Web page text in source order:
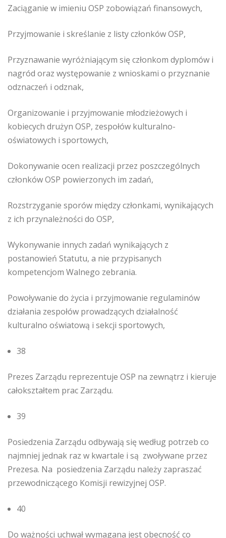
Zaciąganie w imieniu OSP zobowiązań finansowych,
Przyjmowanie i skreślanie z listy członków OSP,
Przyznawanie wyróżniającym się członkom dyplomów i
nagród oraz występowanie z wnioskami o przyznanie
odznaczeń i odznak,
Organizowanie i przyjmowanie młodzieżowych i
kobiecych drużyn OSP, zespołów kulturalno-
oświatowych i sportowych,
Dokonywanie ocen realizacji przez poszczególnych
członków OSP powierzonych im zadań,
Rozstrzyganie sporów między członkami, wynikających
z ich przynależności do OSP,
Wykonywanie innych zadań wynikających z
postanowień Statutu, a nie przypisanych
kompetencjom Walnego zebrania.
Powoływanie do życia i przyjmowanie regulaminów
działania zespołów prowadzących działalność
kulturalno oświatową i sekcji sportowych,
38
Prezes Zarządu reprezentuje OSP na zewnątrz i kieruje
całokształtem prac Zarządu.
39
Posiedzenia Zarządu odbywają się według potrzeb co
najmniej jednak raz w kwartale i są zwoływane przez
Prezesa. Na posiedzenia Zarządu należy zapraszać
przewodniczącego Komisji rewizyjnej OSP.
40
Do ważności uchwał wymagana jest obecność co